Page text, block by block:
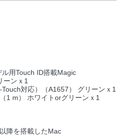
ル用Touch ID搭載Magic
ーンｘ1
対応）（A1657） グリーンｘ1
1 m） ホワイトorグリーンｘ1
降を搭載したMac